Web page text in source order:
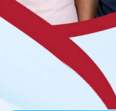
suốt quá trình thực
nằm nghiêng,
vào vai người hỗ